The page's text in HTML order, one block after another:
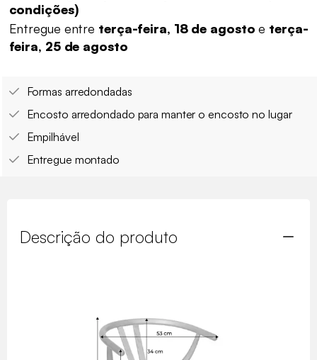
condições)
Entregue entre terça-feira, 18 de agostoe terça-
feira, 25 de agosto
Formas arredondadas
Encosto arredondado para manter o encosto no lugar
Empilhável
Entregue montado
Descrição do produto